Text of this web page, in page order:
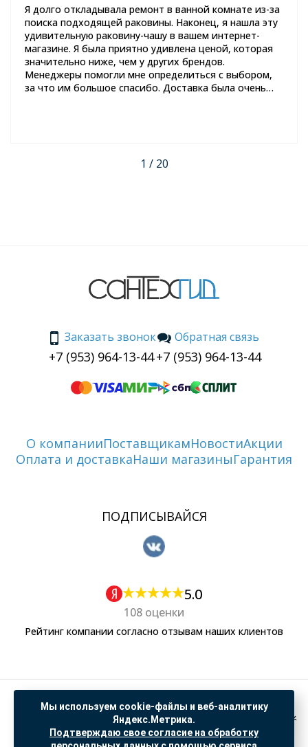
Я долго откладывала ремонт в ванной комнате из-за
поиска подходящей раковины. Наконец, я нашла эту
удивительную раковину-чашу в вашем интернет-
магазине. Я была приятно удивлена ценой, которая
значительно ниже, чем у других брендов.
Менеджеры помогли мне определиться с выбором,
за что им большое спасибо. Доставка была очень
задумывается о покупке новой раковины.
1 / 20
Заказать звонок
+7 (953) 964-13-44
Обратная связь
+7 (953) 964-13-44
О компанииПоставщикамНовостиАкции
Оплата и доставкаНаши магазиныГарантия
ПОДПИСЫВАЙСЯ
5.0
108 оценки
Рейтинг компании согласно отзывам наших клиентов
Политика обработки персональных данных
Согласие на обработку данных Яндекс Метрика
"© ООО “САНТЕХГИД”, 2026. Все права защищены. Предложение не является публичной
офертой, цены и информация на сайте ознакомительные
Мы используем cookie-файлы и веб-аналитику
Яндекс.Метрика.
Подтверждаю свое согласие на обработку